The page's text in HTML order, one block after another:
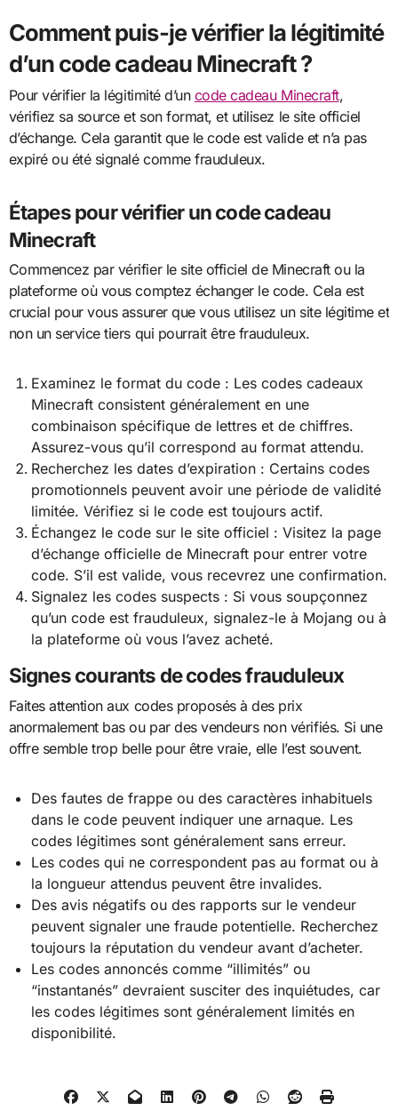
Comment puis-je vérifier la légitimité
d’un code cadeau Minecraft ?
Pour vérifier la légitimité d’un code cadeau Minecraft,
vérifiez sa source et son format, et utilisez le site officiel
d’échange. Cela garantit que le code est valide et n’a pas
expiré ou été signalé comme frauduleux.
Étapes pour vérifier un code cadeau
Minecraft
Commencez par vérifier le site officiel de Minecraft ou la
plateforme où vous comptez échanger le code. Cela est
crucial pour vous assurer que vous utilisez un site légitime et
non un service tiers qui pourrait être frauduleux.
Examinez le format du code : Les codes cadeaux
Minecraft consistent généralement en une
combinaison spécifique de lettres et de chiffres.
Assurez-vous qu’il correspond au format attendu.
Recherchez les dates d’expiration : Certains codes
promotionnels peuvent avoir une période de validité
limitée. Vérifiez si le code est toujours actif.
Échangez le code sur le site officiel : Visitez la page
d’échange officielle de Minecraft pour entrer votre
code. S’il est valide, vous recevrez une confirmation.
Signalez les codes suspects : Si vous soupçonnez
qu’un code est frauduleux, signalez-le à Mojang ou à
la plateforme où vous l’avez acheté.
Signes courants de codes frauduleux
Faites attention aux codes proposés à des prix
anormalement bas ou par des vendeurs non vérifiés. Si une
offre semble trop belle pour être vraie, elle l’est souvent.
Des fautes de frappe ou des caractères inhabituels
dans le code peuvent indiquer une arnaque. Les
codes légitimes sont généralement sans erreur.
Les codes qui ne correspondent pas au format ou à
la longueur attendus peuvent être invalides.
Des avis négatifs ou des rapports sur le vendeur
peuvent signaler une fraude potentielle. Recherchez
toujours la réputation du vendeur avant d’acheter.
Les codes annoncés comme “illimités” ou
“instantanés” devraient susciter des inquiétudes, car
les codes légitimes sont généralement limités en
disponibilité.